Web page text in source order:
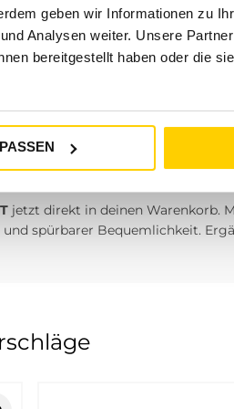
geben wir Informationen zu
Analysen weiter. Unsere
bereitgestellt haben oder die
wir bringen dir dein Paket
Kauf möglich. Nimm dir alle Zeit
jetzt direkt in deinen Warenkorb.
spürbarer Bequemlichkeit.
Casual-Mode verbindet.